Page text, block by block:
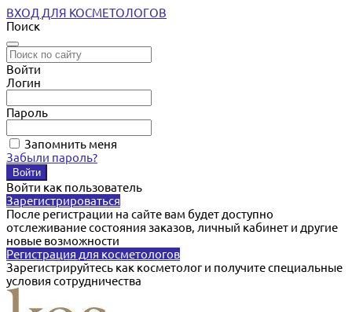
ВХОД ДЛЯ КОСМЕТОЛОГОВ
Поиск
Войти
Логин
Пароль
Запомнить меня
Забыли пароль?
Войти как пользователь
Зарегистрироваться
После регистрации на сайте вам будет доступно
отслеживание состояния заказов, личный кабинет и другие
новые возможности
Регистрация для косметологов
Зарегистрируйтесь как косметолог и получите специальные
условия сотрудничества